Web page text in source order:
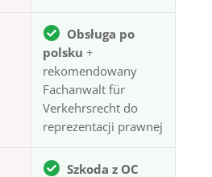
Obsługa po
polsku +
rekomendowany
Fachanwalt für
Verkehrsrecht do
reprezentacji prawnej
Szkoda z OC